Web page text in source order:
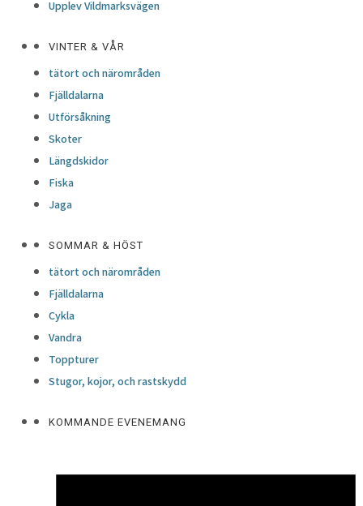
Upplev Vildmarksvägen
VINTER & VÅR
tätort och närområden
Fjälldalarna
Utförsåkning
Skoter
Längdskidor
Fiska
Jaga
SOMMAR & HÖST
tätort och närområden
Fjälldalarna
Cykla
Vandra
Toppturer
Stugor, kojor, och rastskydd
KOMMANDE EVENEMANG